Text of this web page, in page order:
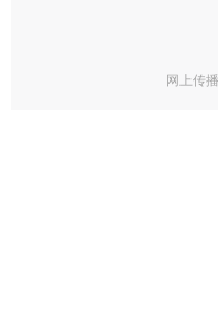
网上传